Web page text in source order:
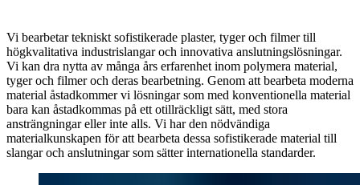
Vi bearbetar tekniskt sofistikerade plaster, tyger och filmer till
högkvalitativa industrislangar och innovativa anslutningslösningar.
Vi kan dra nytta av många års erfarenhet inom polymera material,
tyger och filmer och deras bearbetning. Genom att bearbeta moderna
material åstadkommer vi lösningar som med konventionella material
bara kan åstadkommas på ett otillräckligt sätt, med stora
ansträngningar eller inte alls. Vi har den nödvändiga
materialkunskapen för att bearbeta dessa sofistikerade material till
slangar och anslutningar som sätter internationella standarder.